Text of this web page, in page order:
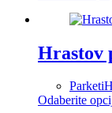
Hrastov
Parketi
Odaberite